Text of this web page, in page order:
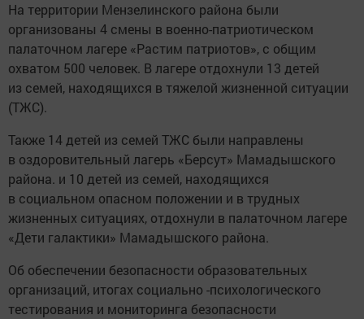
На территории Мензелинского района были
организованы 4 смены в военно-патриотическом
палаточном лагере «Растим патриотов», с общим
охватом 500 человек. В лагере отдохнули 13 детей
из семей, находящихся в тяжелой жизненной ситуации
(ТЖС).
Также 14 детей из семей ТЖС были направлены
в оздоровительный лагерь «Берсут» Мамадышского
района. и 10 детей из семей, находящихся
в социальном опасном положении и в трудных
жизненных ситуациях, отдохнули в палаточном лагере
«Дети галактики» Мамадышского района.
Об обеспечении безопасности образовательных
организаций, итогах социально -психологического
тестирования и мониторинга безопасности